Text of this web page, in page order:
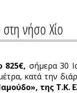
νήσο Χίο
825€, σήμερα 30
κατά την
της Τ.Κ.